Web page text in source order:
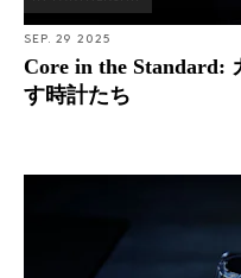
SEP. 29 2025
Core in the Standard:
す時計たち